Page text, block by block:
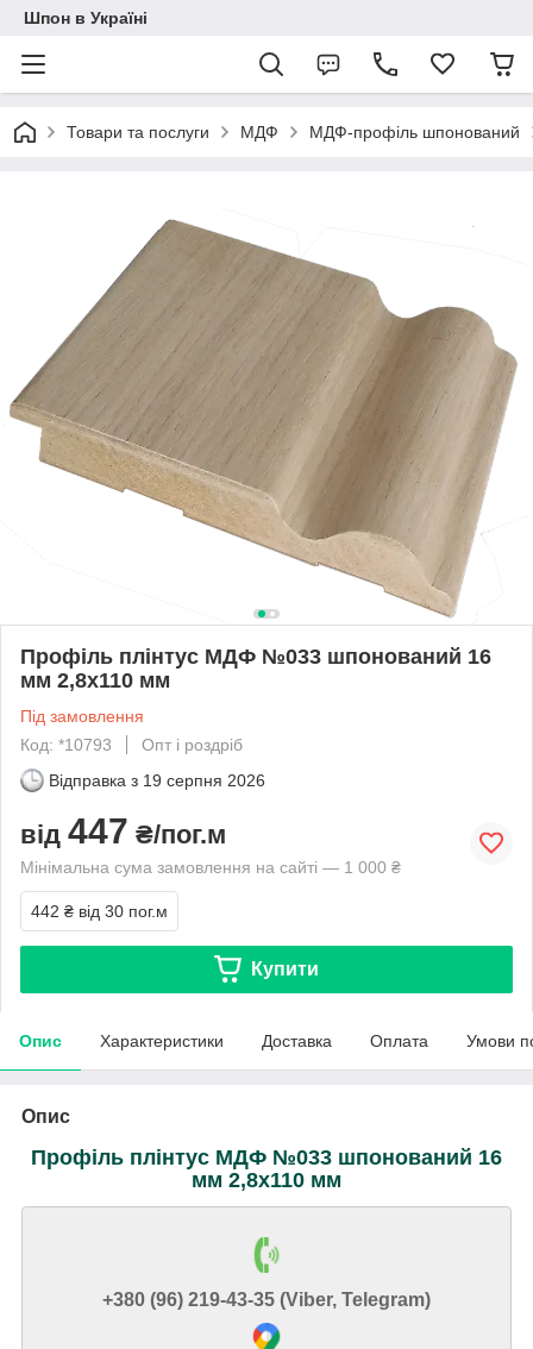
Шпон в Україні
Товари та послуги МДФ МДФ-профіль шпонований
Профіль плінтус МДФ №033 шпонований 16
мм 2,8х110 мм
Під замовлення
Код: *10793
Опт і роздріб
Відправка з 19 серпня 2026
від 447 ₴/пог.м
Мінімальна сума замовлення на сайті — 1 000 ₴
442 ₴ від 30 пог.м
Купити
Опис Характеристики Доставка Оплата Умови
Опис
Профіль плінтус МДФ №033 шпонований 16
мм 2,8х110 мм
+380 (96) 219-43-35 (Viber, Telegram)